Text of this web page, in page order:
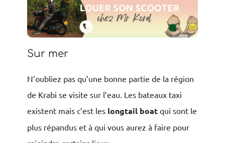
Sur mer
N’oubliez pas qu’une bonne partie de la région
de Krabi se visite sur l’eau. Les bateaux taxi
existent mais c’est les longtail boatqui sont le
plus répandus et à qui vous aurez à faire pour